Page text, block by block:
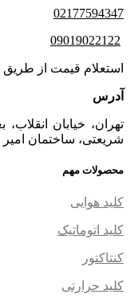
02177594347
09019022122
استعلام قیمت از طریق
آدرس
تهران، خیابان
شریعتی، ساختمان امیر (پلاک362)، طبقه
محصولات مهم
کلید هوایی
کلید اتوماتیک
کنتاکتور
کلید حرارتی